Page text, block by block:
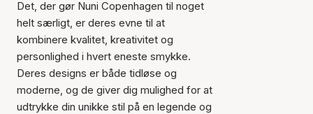
Det, der gør Nuni Copenhagen til noget
helt særligt, er deres evne til at
kombinere kvalitet, kreativitet og
personlighed i hvert eneste smykke.
Deres designs er både tidløse og
moderne, og de giver dig mulighed for at
udtrykke din unikke stil på en legende og